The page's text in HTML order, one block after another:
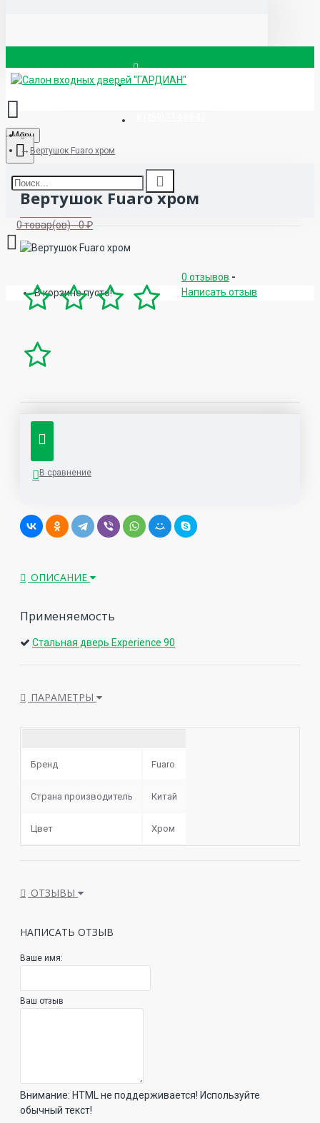
Вызвать замерщика
Menu
0 товар(ов) - 0 ₽
В корзине пусто!
Вертушок Fuaro хром
Вертушок Fuaro хром
0 отзывов -
Написать отзыв
В сравнение
ОПИСАНИЕ
Применяемость
Стальная дверь Experience 90
ПАРАМЕТРЫ
Бренд Fuaro
Страна производитель Китай
Цвет Хром
ОТЗЫВЫ
НАПИСАТЬ ОТЗЫВ
Ваше имя:
Ваш отзыв
Внимание: HTML не поддерживается! Используйте
обычный текст!